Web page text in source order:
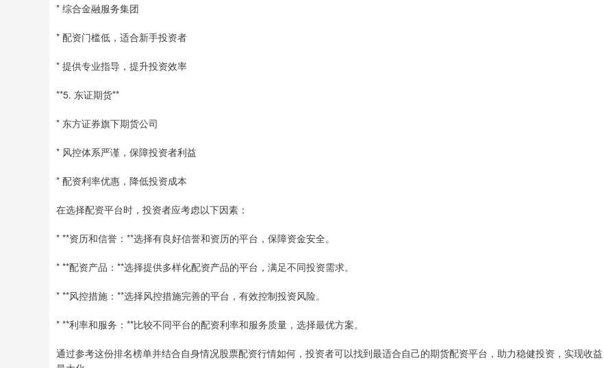
* 综合金融服务集团
* 配资门槛低，适合新手投资者
* 提供专业指导，提升投资效率
**5. 东证期货**
* 东方证券旗下期货公司
* 风控体系严谨，保障投资者利益
* 配资利率优惠，降低投资成本
在选择配资平台时，投资者应考虑以下因素：
* **资历和信誉：**选择有良好信誉和资历的平台，保障资金安全。
* **配资产品：**选择提供多样化配资产品的平台，满足不同投资需求。
* **风控措施：**选择风控措施完善的平台，有效控制投资风险。
* **利率和服务：**比较不同平台的配资利率和服务质量，选择最优方案。
通过参考这份排名榜单并结合自身情况股票配资行情如何，投资者可以找到最适合自己的期货配资平台，助力稳健投资，实现收益